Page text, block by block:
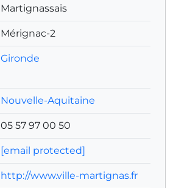
Martignassais
Mérignac-2
Gironde
Nouvelle-Aquitaine
05 57 97 00 50
[email protected]
http://www.ville-martignas.fr